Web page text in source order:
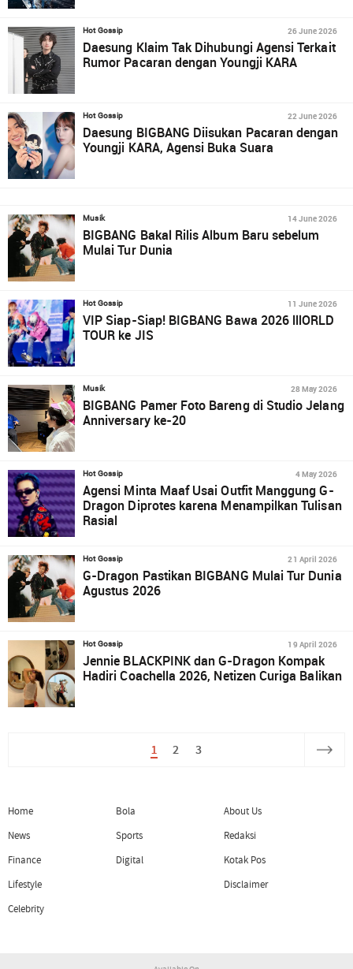
Hot Gossip 26 June 2026
Daesung Klaim Tak Dihubungi Agensi Terkait
Rumor Pacaran dengan Youngji KARA
Hot Gossip 22 June 2026
Daesung BIGBANG Diisukan Pacaran dengan
Youngji KARA, Agensi Buka Suara
Musik 14 June 2026
BIGBANG Bakal Rilis Album Baru sebelum
Mulai Tur Dunia
Hot Gossip 11 June 2026
VIP Siap-Siap! BIGBANG Bawa 2026 lllORLD
TOUR ke JIS
Musik 28 May 2026
BIGBANG Pamer Foto Bareng di Studio Jelang
Anniversary ke-20
Hot Gossip 4 May 2026
Agensi Minta Maaf Usai Outfit Manggung G-
Dragon Diprotes karena Menampilkan Tulisan
Rasial
Hot Gossip 21 April 2026
G-Dragon Pastikan BIGBANG Mulai Tur Dunia
Agustus 2026
Hot Gossip 19 April 2026
Jennie BLACKPINK dan G-Dragon Kompak
Hadiri Coachella 2026, Netizen Curiga Balikan
1 2 3
Home
News
Finance
Lifestyle
Celebrity
Bola
Sports
Digital
About Us
Redaksi
Kotak Pos
Disclaimer